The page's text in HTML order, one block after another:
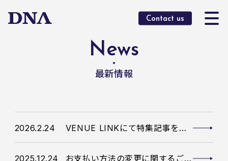
Contact us
News
最新情報
2026.2.24
VENUE LINKにて特集記事を掲
載
2025.12.24
お支払い方法の変更に関するご案